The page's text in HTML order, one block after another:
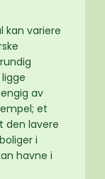
kan variere
av
et
den lavere
i
havne i